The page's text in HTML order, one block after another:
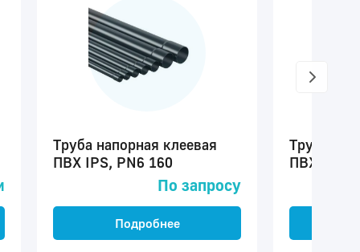
Труба напорная клеевая
ПВХ IPS, PN6 160
По запросу
Подробнее
Труба
ПВХ IPS,